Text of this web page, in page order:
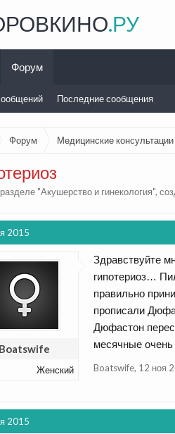
Форум Медицинские консультации
"Акушерство и гинекология",
2015
Boatswife
Женский
Здравствуйте
гипотериоз…
правильно
прописали
Дюфастон
месячные
Boatswife, 12 ноя
2015
.РУ
Форум
Последние сообщения